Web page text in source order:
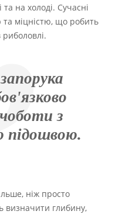
на холоді. Сучасні
та міцністю, що робить
з
підошвою.
ніж просто
визначити глибину,